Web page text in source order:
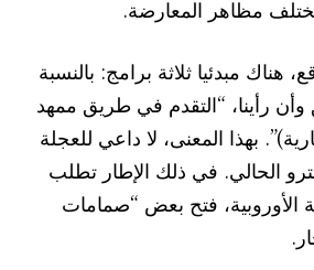
مظاهر المعارضة.
هناك مبدئيا ثلاثة برامج: بالنسبة
وأن رأينا، “التقدم في طريق ممهد
بهذا المعنى، لا داعي للعجلة
الحالي. في ذلك الإطار تطلب
الأوروبية، فتح بعض “صمامات